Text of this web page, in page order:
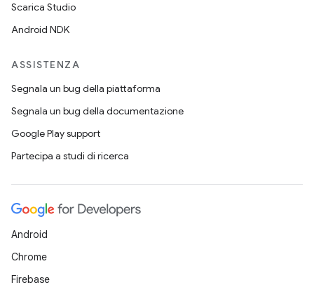
Scarica Studio
Android NDK
ASSISTENZA
Segnala un bug della piattaforma
Segnala un bug della documentazione
Google Play support
Partecipa a studi di ricerca
Android
Chrome
Firebase